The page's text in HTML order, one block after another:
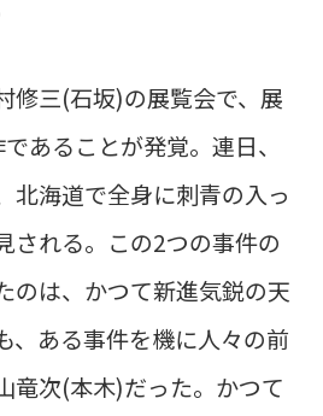
修三(石坂)の展覧会で、展
あることが発覚。連日、
北海道で全身に刺青の入っ
される。この2つの事件の
のは、かつて新進気鋭の天
、ある事件を機に人々の前
竜次(本木)だった。かつて